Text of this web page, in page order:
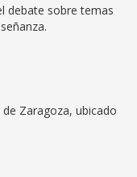
debate sobre temas
Zaragoza, ubicado